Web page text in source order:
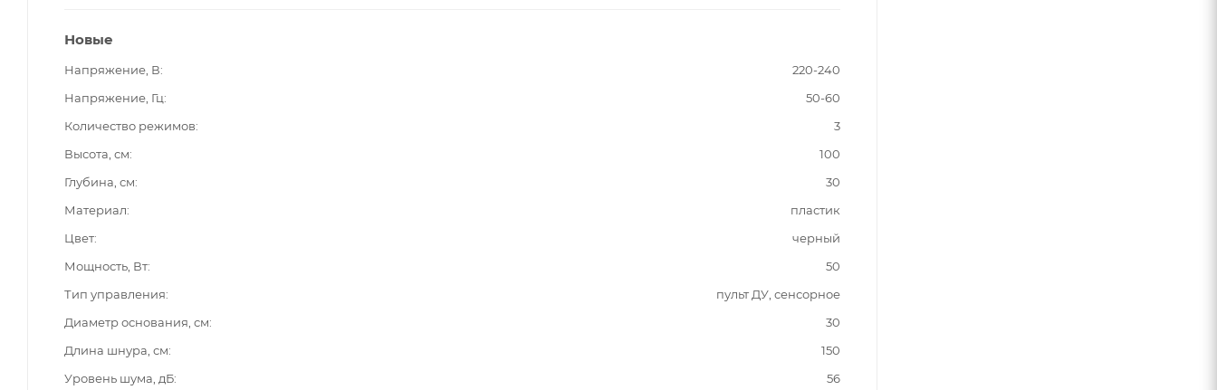
Новые
Напряжение, В
220-240
Напряжение, Гц
50-60
Количество режимов
3
Высота, см
100
Глубина, см
30
Материал
пластик
Цвет
черный
Мощность, Вт
50
Тип управления
пульт ДУ, сенсорное
Диаметр основания, см
30
Длина шнура, см
150
Уровень шума, дБ
56